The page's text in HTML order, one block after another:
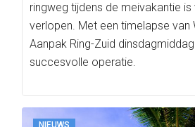
ringweg tijdens de meivakantie is
verlopen. Met een timelapse van
Aanpak Ring-Zuid
succesvolle operatie.
NIEUWS